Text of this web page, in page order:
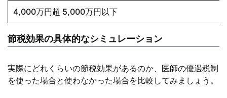
4,000万円超 5,000万円以下
節税効果の具体的なシミュレーション
実際にどれくらいの節税効果があるのか、医師の優遇税制
を使った場合と使わなかった場合を比較してみましょう。